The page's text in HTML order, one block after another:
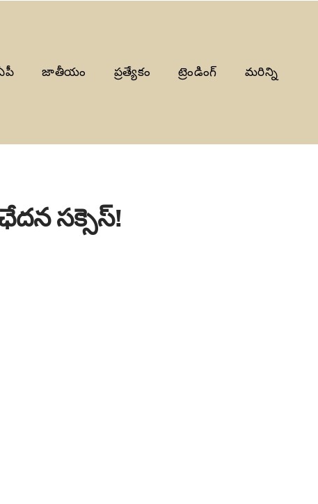
జాతీయం ప్రత్యేకం ట్రెండింగ్ మరిన్ని
ఛేదన సక్సెస్!